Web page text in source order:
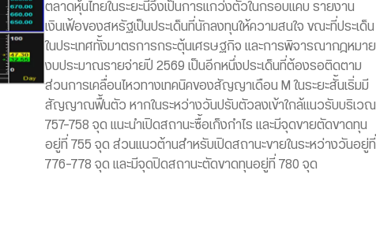
ตลาดหุ้นไทยในระยะนี้จึงเป็นการแกว่งตัวในกรอบแคบ รายงาน
เงินเฟ้อของสหรัฐเป็นประเด็นที่นักลงทุนให้ความสนใจ ขณะที่ประเด็น
ในประเทศทั้งมาตรการกระตุ้นเศรษฐกิจ และการพิจารณากฎหมาย
งบประมาณรายจ่ายปี 2569 เป็นอีกหนึ่งประเด็นที่ต้องรอติดตาม
ส่วนการเคลื่อนไหวทางเทคนิคของสัญญาเดือน M ในระยะสั้นเริ่มมี
สัญญาณฟื้นตัว หากในระหว่างวันปรับตัวลงเข้าใกล้แนวรับบริเวณ
757-758 จุด แนะนำเปิดสถานะซื้อเก็งกำไร และมีจุดขายตัดขาดทุน
อยู่ที่ 755 จุด ส่วนแนวต้านสำหรับเปิดสถานะขายในระหว่างวันอยู่ที่
776-778 จุด และมีจุดปิดสถานะตัดขาดทุนอยู่ที่ 780 จุด